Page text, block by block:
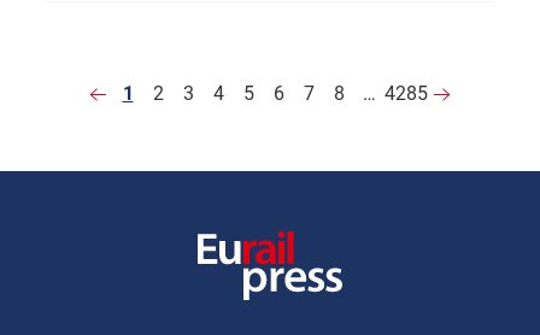
1 2 3 4 5 6 7 8 … 4285